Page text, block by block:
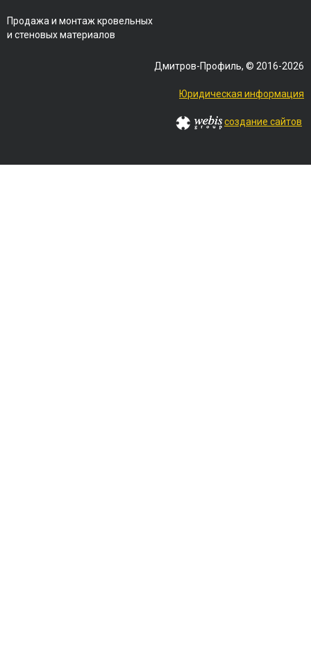
Продажа и монтаж кровельных
и стеновых материалов
Дмитров-Профиль, © 2016-2026
Юридическая информация
создание сайтов